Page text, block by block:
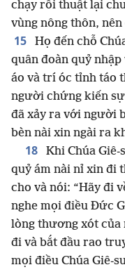
chạy rồi thuật lại
vùng nông thôn,
15
Họ đến chỗ
quân đoàn quỷ
áo và trí óc tỉnh táo
người chứng kiến
đã xảy ra với người
bèn nài xin ngài ra
18
Khi Chúa
quỷ ám nài nỉ xin đi
cho và nói: “Hãy đi
nghe mọi điều Đức
lòng thương xót của
đi và bắt đầu rao
mọi điều Chúa Giê-